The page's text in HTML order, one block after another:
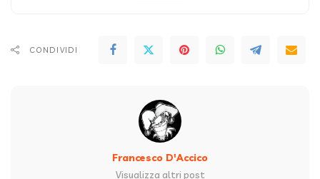
CONDIVIDI
Francesco D'Accico
Visualizza altri post